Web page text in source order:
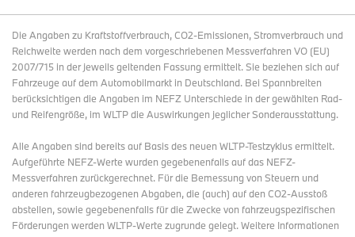
Kevin Magnussen (DEN)
René Rast (GER)
Valentino Rossi (ITA)
Augusto Farfus (BRA)
Jesse Krohn (FIN)
Raffaele Marciello (SUI)
Die Angaben zu Kraftstoffverbrauch, CO2-Emissionen, Stromverbrauch und
Reichweite werden nach dem vorgeschriebenen Messverfahren VO (EU)
2007/715 in der jeweils geltenden Fassung ermittelt. Sie beziehen sich auf
Fahrzeuge auf dem Automobilmarkt in Deutschland. Bei Spannbreiten
berücksichtigen die Angaben im NEFZ Unterschiede in der gewählten Rad-
und Reifengröße, im WLTP die Auswirkungen jeglicher Sonderausstattung.
Alle Angaben sind bereits auf Basis des neuen WLTP-Testzyklus ermittelt.
Aufgeführte NEFZ-Werte wurden gegebenenfalls auf das NEFZ-
Messverfahren zurückgerechnet. Für die Bemessung von Steuern und
anderen fahrzeugbezogenen Abgaben, die (auch) auf den CO2-Ausstoß
abstellen, sowie gegebenenfalls für die Zwecke von fahrzeugspezifischen
Förderungen werden WLTP-Werte zugrunde gelegt. Weitere Informationen